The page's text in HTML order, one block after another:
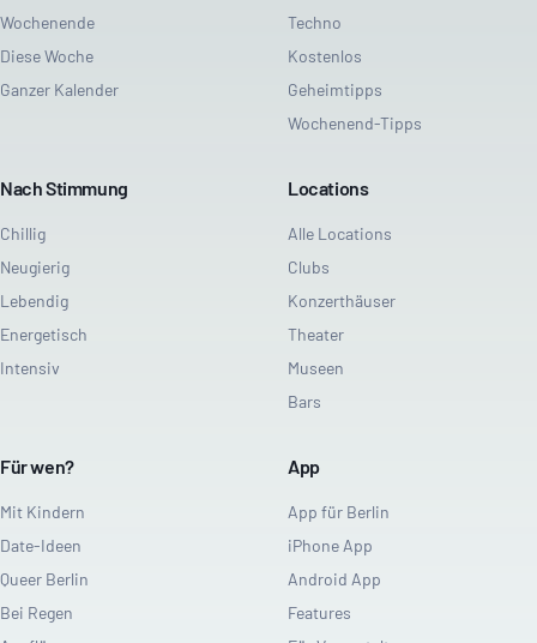
Wochenende
Diese Woche
Ganzer Kalender
Techno
Kostenlos
Geheimtipps
Wochenend-Tipps
Nach Stimmung
Chillig
Neugierig
Lebendig
Energetisch
Intensiv
Locations
Alle Locations
Clubs
Konzerthäuser
Theater
Museen
Bars
Für wen?
Mit Kindern
Date-Ideen
Queer Berlin
Bei Regen
App
App für Berlin
iPhone App
Android App
Features